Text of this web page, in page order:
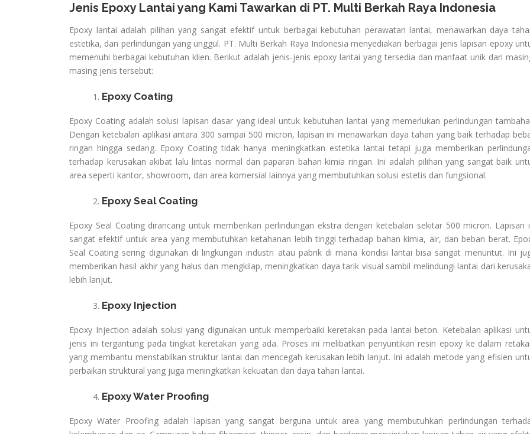
Jenis Epoxy Lantai yang Kami Tawarkan di PT. Multi Berkah Raya Indonesia
Epoxy lantai adalah pilihan yang sangat efektif untuk berbagai kebutuhan perawatan lantai, menawarkan daya
estetika, dan perlindungan yang unggul. PT. Multi Berkah Raya Indonesia menyediakan berbagai jenis lapisan epoxy
memenuhi berbagai kebutuhan klien. Berikut adalah jenis-jenis epoxy lantai yang tersedia dan manfaat unik dari
masing jenis tersebut:
Epoxy Coating
Epoxy Coating adalah solusi lapisan dasar yang ideal untuk kebutuhan lantai yang memerlukan perlindungan
Dengan ketebalan aplikasi antara 300 sampai 500 micron, lapisan ini menawarkan daya tahan yang baik terhadap
ringan hingga sedang. Epoxy Coating tidak hanya meningkatkan estetika lantai tetapi juga memberikan
terhadap kerusakan akibat lalu lintas normal dan paparan bahan kimia ringan. Ini adalah pilihan yang sangat baik
area seperti kantor, showroom, dan area komersial lainnya yang membutuhkan solusi estetis dan fungsional.
Epoxy Seal Coating
Epoxy Seal Coating dirancang untuk memberikan perlindungan ekstra dengan ketebalan sekitar 500 micron. Lapisan
sangat efektif untuk area yang membutuhkan ketahanan lebih tinggi terhadap bahan kimia, air, dan beban berat.
Seal Coating sering digunakan di lingkungan industri atau pabrik di mana kondisi lantai bisa sangat menuntut. Ini
memberikan hasil akhir yang halus dan mengkilap, meningkatkan daya tarik visual sambil melindungi lantai dari
lebih lanjut.
Epoxy Injection
Epoxy Injection adalah solusi yang digunakan untuk memperbaiki keretakan pada lantai beton. Ketebalan aplikasi
jenis ini tergantung pada tingkat keretakan yang ada. Proses ini melibatkan penyuntikan resin epoxy ke dalam
yang membantu menstabilkan struktur lantai dan mencegah kerusakan lebih lanjut. Ini adalah metode yang efisien
perbaikan struktural yang juga meningkatkan kekuatan dan daya tahan lantai.
Epoxy Water Proofing
Epoxy Water Proofing adalah lapisan yang sangat berguna untuk area yang membutuhkan perlindungan